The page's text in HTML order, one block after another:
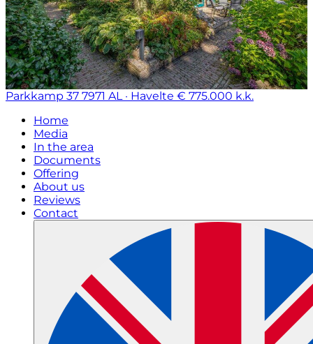
Parkkamp 37 7971 AL · Havelte € 775.000 k.k.
Home
Media
In the area
Documents
Offering
About us
Reviews
Contact